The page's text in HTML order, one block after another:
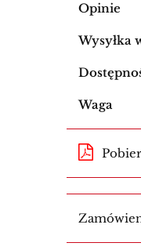
Opinie
Wysyłka
Waga